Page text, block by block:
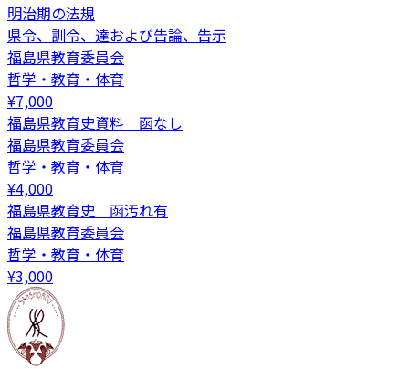
明治期の法規
県令、訓令、達および告論、告示
福島県教育委員会
哲学・教育・体育
¥7,000
福島県教育史資料 函なし
福島県教育委員会
哲学・教育・体育
¥4,000
福島県教育史 函汚れ有
福島県教育委員会
哲学・教育・体育
¥3,000